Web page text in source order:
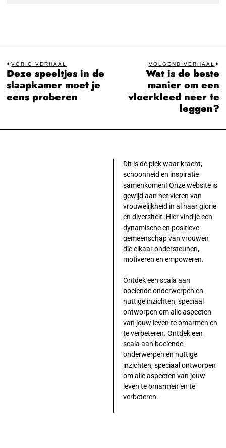
Bericht
navigatie
VORIG VERHAAL
Previous
post:
Deze speeltjes in de
slaapkamer moet je
eens proberen
VOLGEND VERHAAL
Wat is de beste
manier om een
vloerkleed neer te
leggen?
Dit is dé plek waar kracht,
schoonheid en inspiratie
samenkomen! Onze website is
gewijd aan het vieren van
vrouwelijkheid in al haar glorie
en diversiteit. Hier vind je een
dynamische en positieve
gemeenschap van vrouwen
die elkaar ondersteunen,
motiveren en empoweren.
Ontdek een scala aan
boeiende onderwerpen en
nuttige inzichten, speciaal
ontworpen om alle aspecten
van jouw leven te omarmen en
te verbeteren. Ontdek een
scala aan boeiende
onderwerpen en nuttige
inzichten, speciaal ontworpen
om alle aspecten van jouw
leven te omarmen en te
verbeteren.